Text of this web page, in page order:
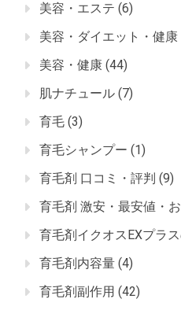
美容・エステ (6)
美容・ダイエット・健康
美容・健康 (44)
肌ナチュール (7)
育毛 (3)
育毛シャンプー (1)
育毛剤 口コミ・評判 (9)
育毛剤 激安・最安値・
育毛剤イクオスEXプラ
育毛剤内容量 (4)
育毛剤副作用 (42)